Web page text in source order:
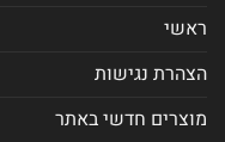
ראשי
הצהרת נגישות
מוצרים חדשי באתר